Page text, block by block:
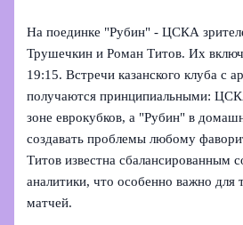
На поединке "Рубин" - ЦСКА
Трушечкин и Роман Титов. Их
19:15. Встречи казанского клуба с
получаются принципиальными:
зоне еврокубков, а "Рубин" в
создавать проблемы любому
Титов известна сбалансированным
аналитики, что особенно важно для
матчей.